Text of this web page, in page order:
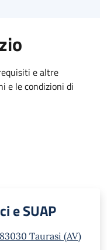
e altre
e le condizioni di
e SUAP
Taurasi (AV)